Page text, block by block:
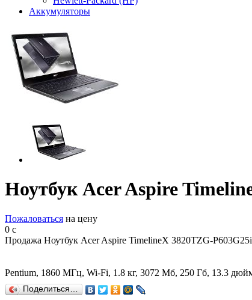
Аккумуляторы
Ноутбук Acer Aspire
Пожаловаться на цену
0 c
Продажа Ноутбук Acer Aspire TimelineX 3820TZG-
Pentium, 1860 МГц, Wi-Fi, 1.8 кг, 3072 Мб, 250 Гб, 13.3
Поделиться…